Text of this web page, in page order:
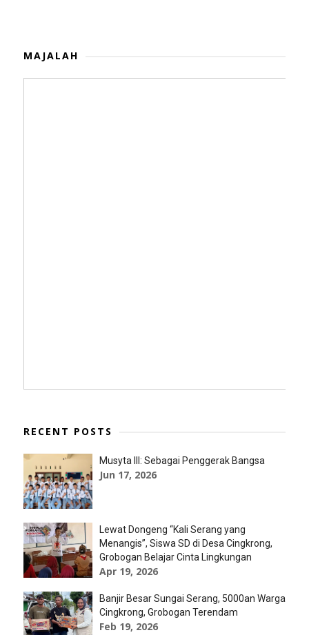
MAJALAH
RECENT POSTS
Musyta III: Sebagai Penggerak Bangsa
Jun 17, 2026
Lewat Dongeng “Kali Serang yang
Menangis”, Siswa SD di Desa Cingkrong,
Grobogan Belajar Cinta Lingkungan
Apr 19, 2026
Banjir Besar Sungai Serang, 5000an Warga
Cingkrong, Grobogan Terendam
Feb 19, 2026